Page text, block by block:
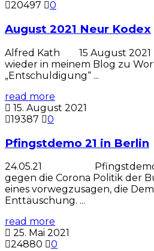
20497 0
August 2021 Neur Kodex
Alfred Kath 15 August 2021
wieder in meinem Blog zu
„Entschuldigung“ ...
read more
15. August 2021
19387
0
Pfingstdemo 21 in Berlin
24.05.21
gegen die Corona Politik der
eines vorwegzusagen, die
Enttäuschung. ...
read more
25. Mai 2021
24880
0